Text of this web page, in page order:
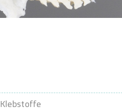
Klebstoffe